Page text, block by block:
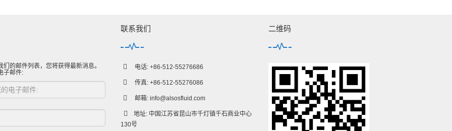
们的邮件列表，您将获得最新消息。
子邮件:
联系我们
电话: +86-512-55276686
传真: +86-512-55276086
邮箱: info@alsosfluid.com
地址: 中国江苏省昆山市千灯镇千石商业中心
130号
二维码